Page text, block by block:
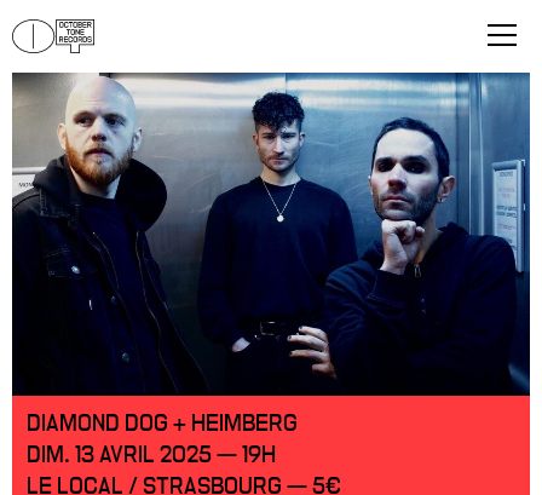
DIAMOND DOG + HEIMBERG
DIM. 13 AVRIL 2025 — 19H
LE LOCAL / STRASBOURG — 5€